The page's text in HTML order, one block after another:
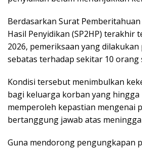
Berdasarkan Surat
Hasil Penyidikan (SP2HP) terakhir
2026, pemeriksaan yang
sebatas terhadap sekitar 10 orang
Kondisi tersebut menimbulkan
bagi keluarga korban yang hingga
memperoleh kepastian mengenai
bertanggung jawab atas
Guna mendorong pengungkapan